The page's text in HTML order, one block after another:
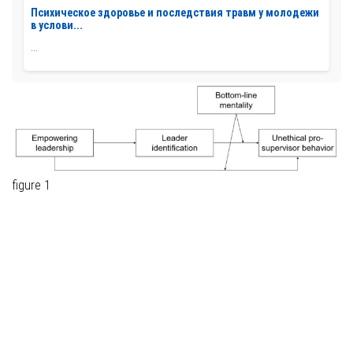
Психическое здоровье и последствия травм у молодежи
в услови...
figure 1